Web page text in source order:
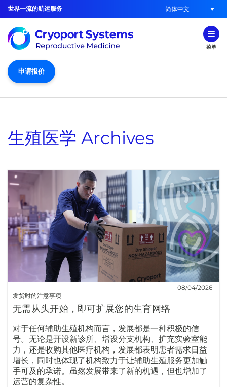
世界一流的航运服务 简体中文
菜单
申请报价
生殖医学 Archives
发货时的注意事项
08/04/2026
无需从头开始，即可扩展您的生育网络
对于任何辅助生殖机构而言，发展都是一种积极的信
号。无论是开设新诊所、增设分支机构、扩充实验室能
力，还是收购其他医疗机构，发展都表明患者需求日益
增长，同时也体现了机构致力于让辅助生殖服务更加触
手可及的承诺。虽然发展带来了新的机遇，但也增加了
运营的复杂性。